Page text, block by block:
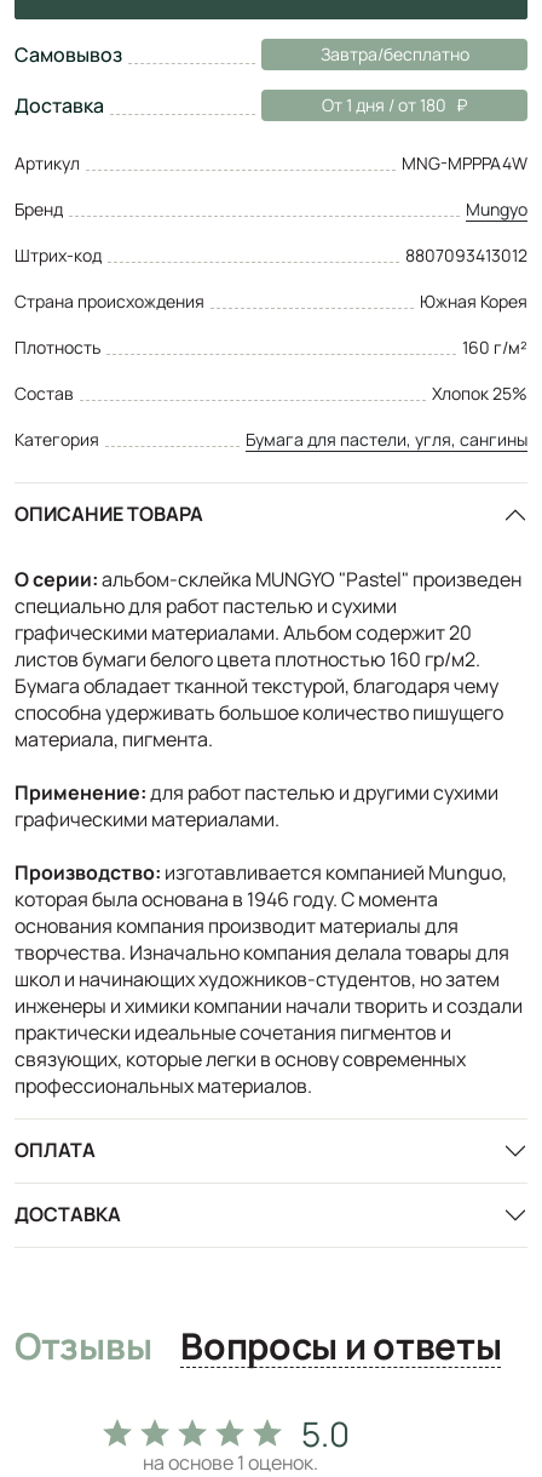
Самовывоз Завтра/бесплатно
Доставка От 1 дня / от 180
Артикул
MNG-MPPPA4W
Бренд
Mungyo
Штрих-код
8807093413012
Страна происхождения
Южная Корея
Плотность
160 г/м²
Состав
Хлопок 25%
Категория
Бумага для пастели, угля, сангины
ОПИСАНИЕ ТОВАРА
О серии:альбом-склейка MUNGYO "Pastel" произведен
специально для работ пастелью и сухими
графическими материалами. Альбом содержит 20
листов бумаги белого цвета плотностью 160 гр/м2.
Бумага обладает тканной текстурой, благодаря чему
способна удерживать большое количество пишущего
материала, пигмента.
Применение:для работ пастелью и другими сухими
графическими материалами.
Производство: изготавливается компанией Munguo,
которая была основана в 1946 году. С момента
основания компания производит материалы для
творчества. Изначально компания делала товары для
школ и начинающих художников-студентов, но затем
инженеры и химики компании начали творить и создали
практически идеальные сочетания пигментов и
связующих, которые легки в основу современных
профессиональных материалов.
ОПЛАТА
ДОСТАВКА
Отзывы Вопросы и ответы
5.0
на основе1оценок.